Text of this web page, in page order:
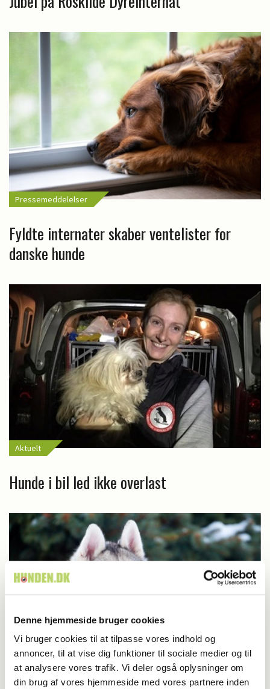
Denne hjemmeside bruger cookies
Vi bruger cookies til at tilpasse vores indhold og
annoncer, til at vise dig funktioner til sociale medier og til
at analysere vores trafik. Vi deler også oplysninger om
din brug af vores hjemmeside med vores partnere inden
Pressemeddelelser
Fyldte internater skaber ventelister for
danske hunde
Aktuelt
Hunde i bil led ikke overlast